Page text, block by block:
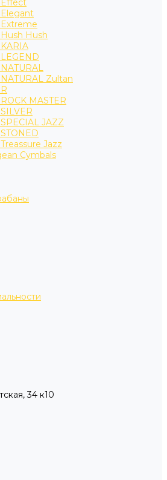
Effect
Hush
Zultan
MASTER
JAZZ
Jazz
Cymbals
34 к10